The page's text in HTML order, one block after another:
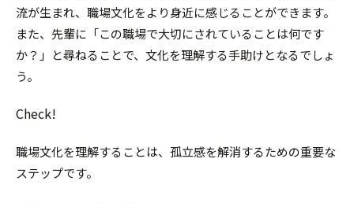
流が生まれ、職場文化をより身近に感じることができます。
また、先輩に「この職場で大切にされていることは何です
か？」と尋ねることで、文化を理解する手助けとなるでしょ
う。
Check!
職場文化を理解することは、孤立感を解消するための重要な
ステップです。